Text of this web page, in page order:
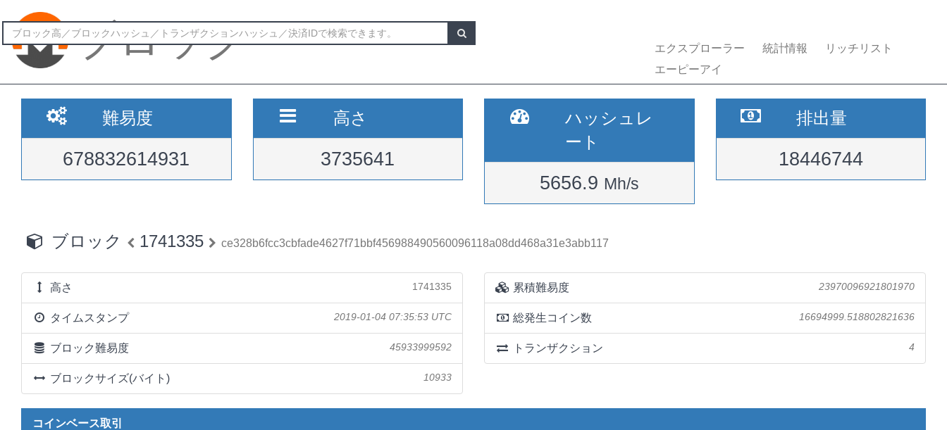
ブロック エクスプローラー 統計情報
リッチリスト
エーピーアイ
難易度
678832614931
高さ
3735641
ハッシュレ
ート
5656.9 Mh/s
排出量
18446744
ブロック 1741335 ce328b6fcc3cbfade4627f71bbf456988490560096118a08dd468a31e3abb117
高さ 1741335
タイムスタンプ 2019-01-04 07:35:53 UTC
ブロック難易度 45933999592
ブロックサイズ(バイト) 10933
累積難易度 23970096921801970
総発生コイン数 16694999.518802821636
トランザクション 4
コインベース取引